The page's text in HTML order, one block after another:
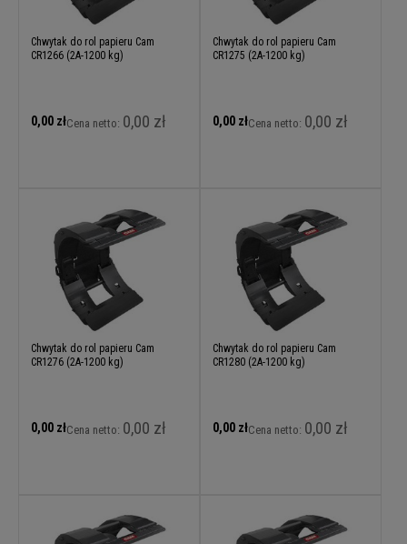
Chwytak do rol papieru Cam
CR1266 (2A-1200 kg)
0,00 złCena netto: 0,00 zł
Chwytak do rol papieru Cam
CR1275 (2A-1200 kg)
0,00 złCena netto: 0,00 zł
Chwytak do rol papieru Cam
CR1276 (2A-1200 kg)
0,00 złCena netto: 0,00 zł
Chwytak do rol papieru Cam
CR1280 (2A-1200 kg)
0,00 złCena netto: 0,00 zł